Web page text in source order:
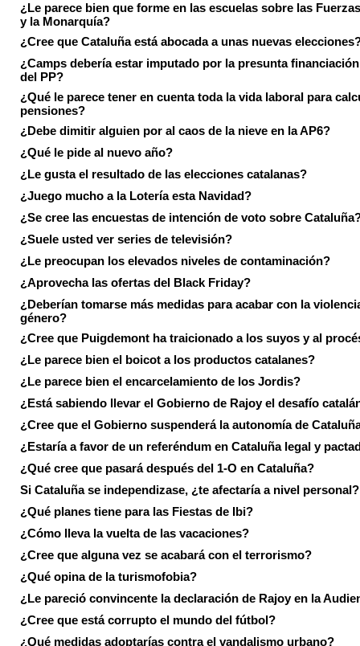
¿Le parece bien que forme en las escuelas sobre las
y la Monarquía?
¿Cree que Cataluña está abocada a unas nuevas
¿Camps debería estar imputado por la presunta
del PP?
¿Qué le parece tener en cuenta toda la vida laboral para
pensiones?
¿Debe dimitir alguien por al caos de la nieve en la AP6?
¿Qué le pide al nuevo año?
¿Le gusta el resultado de las elecciones catalanas?
¿Juego mucho a la Lotería esta Navidad?
¿Se cree las encuestas de intención de voto sobre
¿Suele usted ver series de televisión?
¿Le preocupan los elevados niveles de contaminación?
¿Aprovecha las ofertas del Black Friday?
¿Deberían tomarse más medidas para acabar con la
género?
¿Cree que Puigdemont ha traicionado a los suyos y al
¿Le parece bien el boicot a los productos catalanes?
¿Le parece bien el encarcelamiento de los Jordis?
¿Está sabiendo llevar el Gobierno de Rajoy el desafío
¿Cree que el Gobierno suspenderá la autonomía de
¿Estaría a favor de un referéndum en Cataluña legal y
¿Qué cree que pasará después del 1-O en Cataluña?
Si Cataluña se independizase, ¿te afectaría a nivel personal?
¿Qué planes tiene para las Fiestas de Ibi?
¿Cómo lleva la vuelta de las vacaciones?
¿Cree que alguna vez se acabará con el terrorismo?
¿Qué opina de la turismofobia?
¿Le pareció convincente la declaración de Rajoy en la
¿Cree que está corrupto el mundo del fútbol?
¿Qué medidas adoptarías contra el vandalismo urbano?